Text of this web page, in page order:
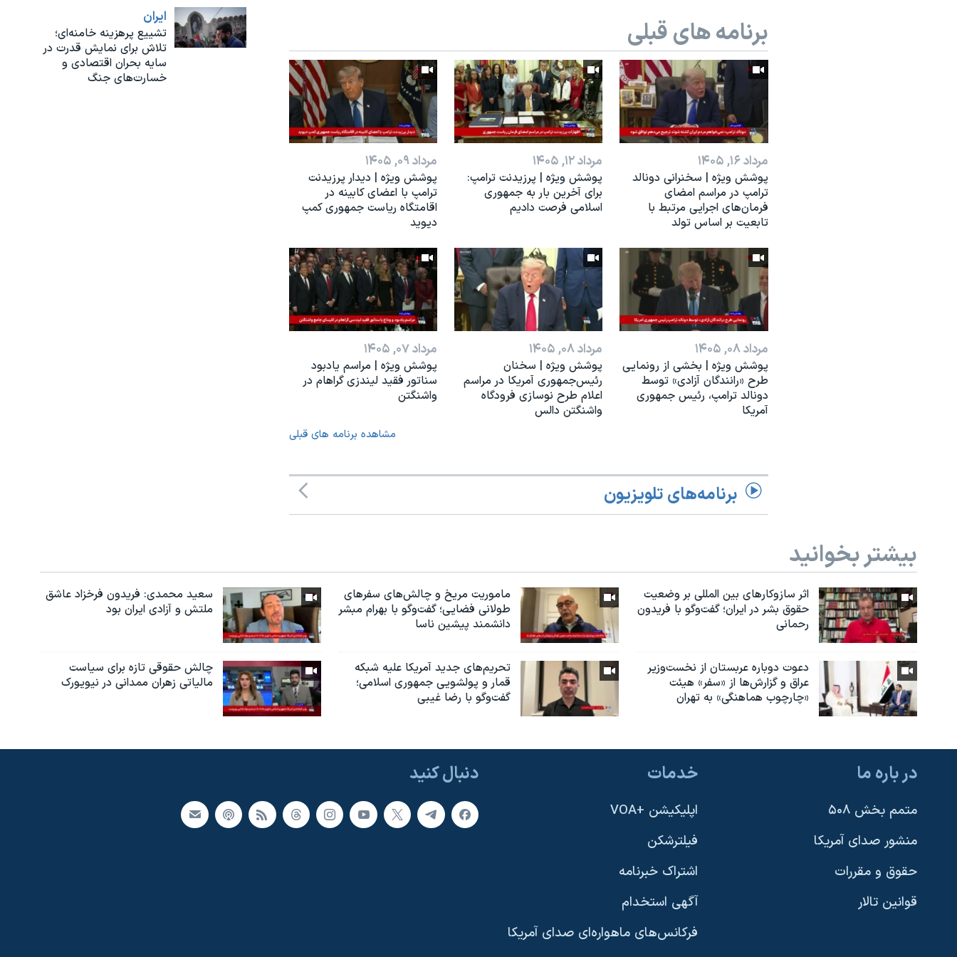
ايران
تشییع پرهزینه خامنه‌ای؛
تلاش برای نمایش قدرت در
سایه بحران اقتصادی و
خسارت‌های جنگ
برنامه های قبلی
مرداد ۱۶, ۱۴۰۵
پوشش ویژه | سخنرانی دونالد
ترامپ در مراسم امضای
فرمان‌های اجرایی مرتبط با
تابعیت بر اساس تولد
مرداد ۱۲, ۱۴۰۵
پوشش ویژه | پرزیدنت ترامپ:
برای آخرین بار به جمهوری
اسلامی فرصت دادیم
مرداد ۰۹, ۱۴۰۵
پوشش ویژه | دیدار پرزیدنت
ترامپ با اعضای کابینه در
اقامتگاه ریاست جمهوری کمپ
دیوید
مرداد ۰۸, ۱۴۰۵
پوشش ویژه | بخشی از رونمایی
طرح «رانندگان آزادی» توسط
دونالد ترامپ، رئیس جمهوری
آمریکا
مرداد ۰۸, ۱۴۰۵
پوشش ویژه | سخنان
رئيس‌جمهوری آمریکا در مراسم
اعلام طرح نوسازی فرودگاه
واشنگتن دالس
مرداد ۰۷, ۱۴۰۵
پوشش ویژه | مراسم یادبود
سناتور فقید لیندزی گراهام در
واشنگتن
مشاهده برنامه های قبلی
برنامه‌های تلویزیون
بیشتر بخوانید
اثر ساز‌و‌کارهای بین المللی بر وضعیت
حقوق بشر در ایران؛ گفت‌وگو با فریدون
رحمانی
ماموریت مریخ و چالش‌های سفرهای
طولانی فضایی؛ گفت‌وگو با بهرام مبشر
دانشمند پیشین ناسا
سعید محمدی: فریدون فرخزاد عاشق
ملتش و آزادی ایران بود
دعوت دوباره عربستان از نخست‌وزیر
عراق و گزارش‌ها از «سفر» هیئت
«چارچوب هماهنگی» به تهران
تحریم‌های جدید آمریکا علیه شبکه
قمار و پولشویی جمهوری اسلامی؛
گفت‌وگو با رضا غیبی
چالش حقوقی تازه برای سیاست
مالیاتی زهران ممدانی در نیویورک
دنبال کنید در باره ما
متمم بخش ۵۰۸
منشور صدای آمریکا
حقوق و مقررات
قوانین تالار
خدمات
اپلیکیشن +VOA
فیلترشکن
اشتراک خبرنامه
آگهی استخدام
فرکانس‌های ماهواره‌ای صدای آمریکا